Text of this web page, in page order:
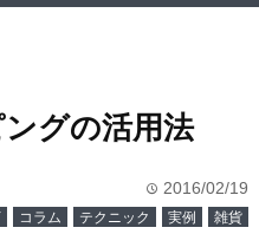
グの活用法
time 2016/02/19
コラム テクニック 実例 雑貨